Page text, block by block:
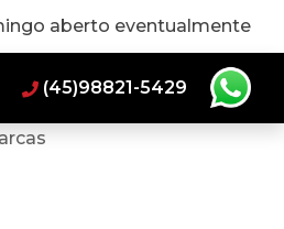
aberto eventualmente
(45)98821-5429